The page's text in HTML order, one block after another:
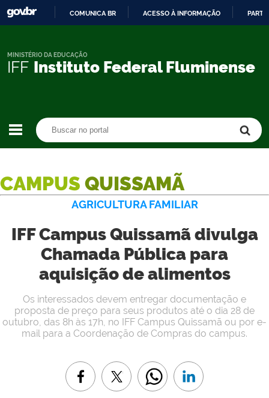
CONTEÚDO
COMUNICA BR ACESSO À INFORMAÇÃO
IFF Instituto Federal Fluminense
MINISTÉRIO DA EDUCAÇÃO
CAMPUS QUISSAMÃ
AGRICULTURA FAMILIAR
IFF Campus Quissamã divulga
Chamada Pública para
aquisição de alimentos
Os interessados devem entregar documentação e
proposta de preço para seus produtos até o dia 28 de
outubro, das 8h às 17h, no IFF Campus Quissamã ou por e-
mail para a Coordenação de Compras do campus.